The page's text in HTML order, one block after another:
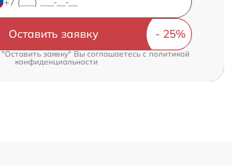
Оставить заявку
заявку" Вы соглашаетесь cполитикой
конфиденциальности